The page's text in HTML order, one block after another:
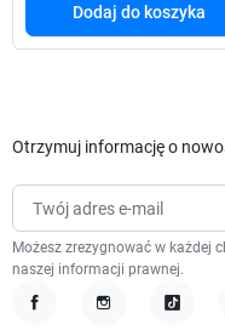
Dodaj do koszyka
Otrzymuj informację o
Możesz zrezygnować w każdej
naszej informacji prawnej.